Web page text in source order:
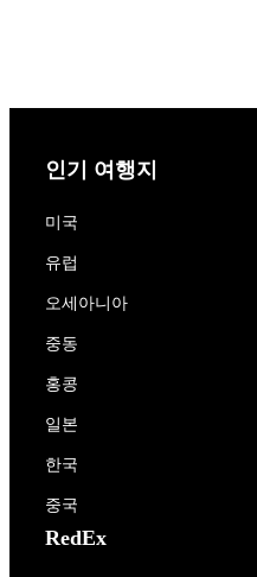
인기 여행지
미국
유럽
오세아니아
중동
홍콩
일본
한국
중국
RedEx